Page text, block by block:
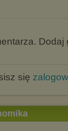
Dodaj
się